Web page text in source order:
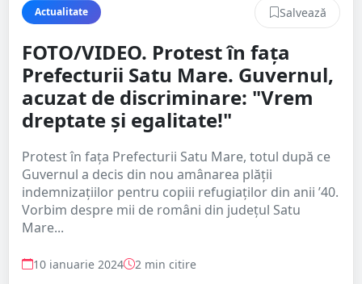
Actualitate Salvează
FOTO/VIDEO. Protest în fața
Prefecturii Satu Mare. Guvernul,
acuzat de discriminare: "Vrem
dreptate și egalitate!"
Protest în fața Prefecturii Satu Mare, totul după ce
Guvernul a decis din nou amânarea plății
indemnizațiilor pentru copiii refugiaților din anii ’40.
Vorbim despre mii de români din județul Satu
Mare...
10 ianuarie 2024 2 min citire